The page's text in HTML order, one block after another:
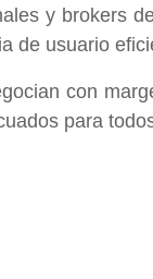
y brokers
de usuario
con
para